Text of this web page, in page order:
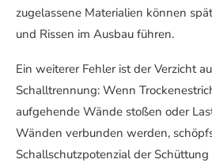
zugelassene Materialien können
und Rissen im Ausbau führen.
Ein weiterer Fehler ist der Verzicht
Schalltrennung: Wenn
aufgehende Wände stoßen oder
Wänden verbunden werden,
Schallschutzpotenzial der